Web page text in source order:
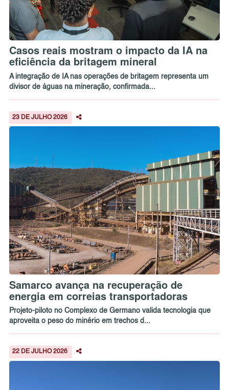
Casos reais mostram o impacto da IA na
eficiência da britagem mineral
A integração de IA nas operações de britagem representa um
divisor de águas na mineração, confirmada...
23 DE JULHO 2026
Samarco avança na recuperação de
energia em correias transportadoras
Projeto-piloto no Complexo de Germano valida tecnologia que
aproveita o peso do minério em trechos d...
22 DE JULHO 2026